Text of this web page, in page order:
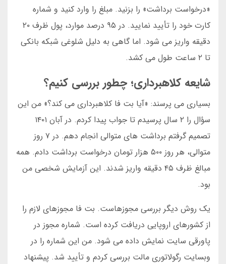
«درخواست برداشت» را بزنید. مبلغ را وارد کنید و شماره
کارت خود را تأیید نمایید. در ۹۵ درصد موارد، پول ظرف ۲۰
دقیقه واریز می شود. اما گاهی به دلیل شلوغی شبکه بانکی
تا ۲ ساعت طول می کشد.
شایعه کلاهبرداری؛ چطور بررسی کنیم؟
بسیاری می پرسند: «آیا بت فا کلاهبرداری می کند؟» من این
سؤال را ۲ سال پرسیدم تا جواب پیدا کردم. در آبان ۱۴۰۱
تصمیم گرفتم برداشت های متوالی انجام دهم. در ۷ روز
متوالی، هر روز ۵۰۰ هزار تومان درخواست برداشت دادم. همه
مبالغ ظرف ۴۵ دقیقه واریز شدند. این آزمایش شخصی من
بود.
یک روش دیگر بررسی مجوزهاست. بت فا مجوزهای لازم را
از کشورهای اروپایی دریافت کرده است. شماره مجوز در
پاورقی سایت نمایش داده می شود. من این شماره را در
وبسایت رگولاتوری مالت بررسی کردم و تأیید شد. پیشنهاد